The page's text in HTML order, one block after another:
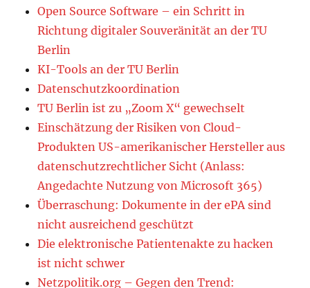
Open Source Software – ein Schritt in
Richtung digitaler Souveränität an der TU
Berlin
KI-Tools an der TU Berlin
Datenschutzkoordination
TU Berlin ist zu „Zoom X“ gewechselt
Einschätzung der Risiken von Cloud-
Produkten US-amerikanischer Hersteller aus
datenschutzrechtlicher Sicht (Anlass:
Angedachte Nutzung von Microsoft 365)
Überraschung: Dokumente in der ePA sind
nicht ausreichend geschützt
Die elektronische Patientenakte zu hacken
ist nicht schwer
Netzpolitik.org – Gegen den Trend: